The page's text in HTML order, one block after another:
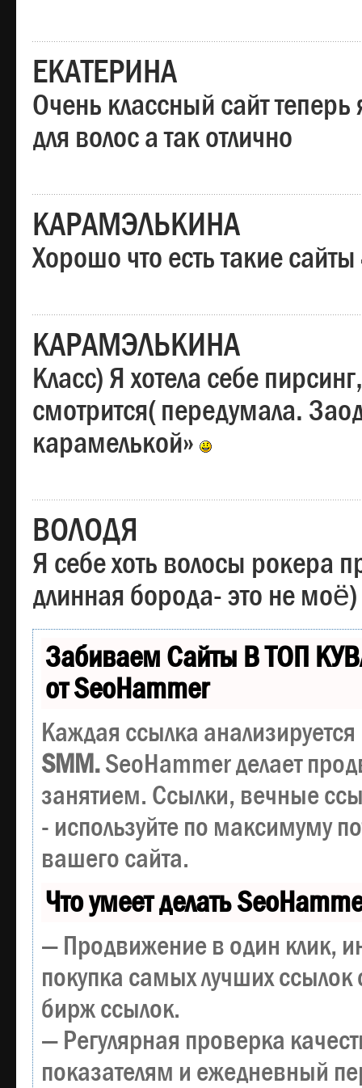
ЕКАТЕРИНА
Очень классный сайт теперь
для волос а так отлично
КАРАМЭЛЬКИНА
Хорошо что есть такие сайты
КАРАМЭЛЬКИНА
Класс) Я хотела себе
смотрится( передумала.
карамелькой»
ВОЛОДЯ
Я себе хоть волосы рокера
длинная борода- это не моё)
Забиваем Сайты В ТОП
от SeoHammer
Каждая ссылка
SMM.SeoHammer делает
занятием. Ссылки, вечные
- используйте по максимуму
вашего сайта.
Что умеет делать
— Продвижение в один клик,
покупка самых лучших ссылок
бирж ссылок.
— Регулярная проверка
показателям и ежедневный